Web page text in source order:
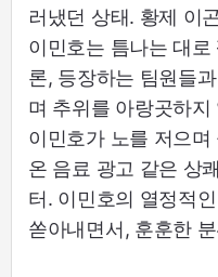
러냈던 상태. 황제 이
이민호는 틈나는 대
론, 등장하는 팀원들
며 추위를 아랑곳하
이민호가 노를 저으
온 음료 광고 같은 상
터. 이민호의 열정적
쏟아내면서, 훈훈한